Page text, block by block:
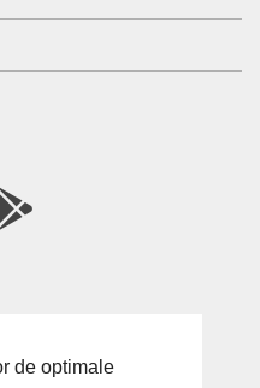
de optimale